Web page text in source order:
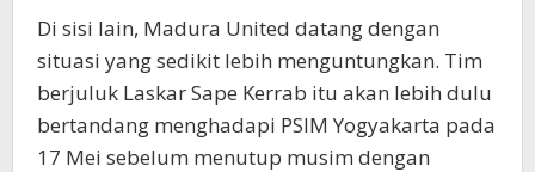
Di sisi lain, Madura United datang dengan
situasi yang sedikit lebih menguntungkan. Tim
berjuluk Laskar Sape Kerrab itu akan lebih dulu
bertandang menghadapi PSIM Yogyakarta pada
17 Mei sebelum menutup musim dengan